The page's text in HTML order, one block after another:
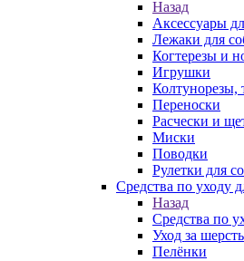
Назад
Аксессуары
Лежаки для
Когтерезы и
Игрушки
Колтунорезы,
Переноски
Расчески и
Миски
Поводки
Рулетки для
Средства по уходу
Назад
Средства по
Уход за
Пелёнки